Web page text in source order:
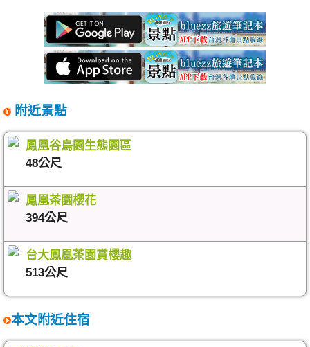
附近景點
鳳凰谷鳥園生態園區
48公尺
鳳凰茶園櫻花
394公尺
台大鳳凰茶園賞櫻趣
513公尺
本文附近住宿